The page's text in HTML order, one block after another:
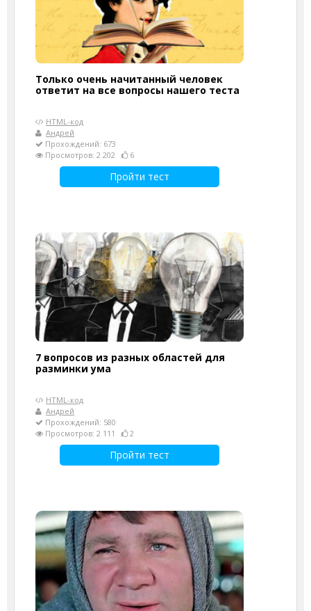
Только очень начитанный человек
ответит на все вопросы нашего теста
HTML-код
Андрей
Прохождений: 673
Просмотров: 2 202
6
Пройти тест
7 вопросов из разных областей для
разминки ума
HTML-код
Андрей
Прохождений: 580
Просмотров: 2 111
2
Пройти тест